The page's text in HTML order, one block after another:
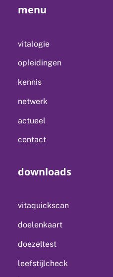
menu
vitalogie
opleidingen
kennis
netwerk
actueel
contact
downloads
vitaquickscan
doelenkaart
doezeltest
leefstijlcheck